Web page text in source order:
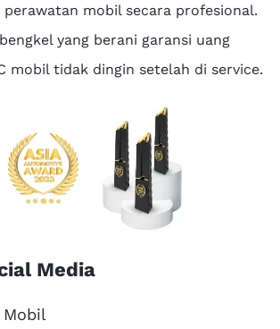
mobil secara profesional.
yang berani garansi uang
mobil tidak dingin setelah di service.
Media
Mobil